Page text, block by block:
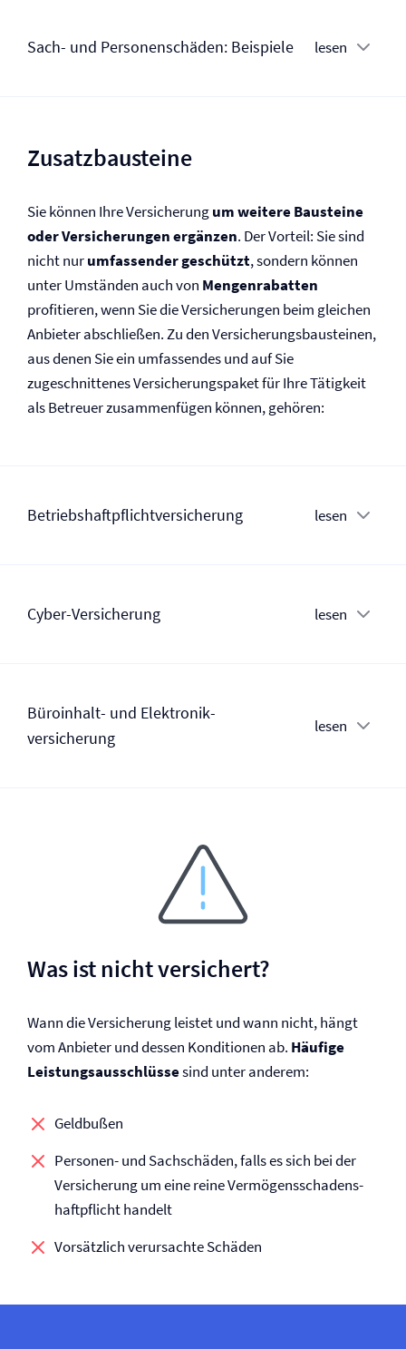
Sach- und Personenschäden: Beispiele lesen
Zusatzbausteine
Sie können Ihre Versicherungum weitere Bausteine
oder Versicherungen ergänzen. Der Vorteil: Sie sind
nicht nurumfassender geschützt, sondern können
unter Umständen auch von Mengenrabatten
profitieren, wenn Sie die Versicherungen beim gleichen
Anbieter abschließen. Zu den Versicherungs­bausteinen,
aus denen Sie ein umfassendes und auf Sie
zugeschnittenes Versicherungspaket für Ihre Tätigkeit
als Betreuer zusammenfügen können, gehören:
Betriebs­haftpflicht­versicherung lesen
Cyber-Versicherung lesen
Büroinhalt- und Elektronik­
versicherung
lesen
Was ist nicht versichert?
Wann die Versicherung leistet und wann nicht, hängt
vom Anbieter und dessen Konditionen ab. Häufige
Leistungsausschlüssesind unter anderem:
Geldbußen
Personen- und Sachschäden, falls es sich bei der
Versicherung um eine reine Vermögensschadens­
haftpflicht handelt
Vorsätzlich verursachte Schäden